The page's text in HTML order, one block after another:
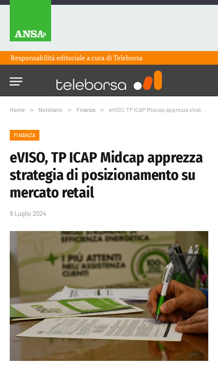
Responsabilità editoriale a cura diTeleborsa
Home » Notiziario » Finanza » eVISO, TP ICAP Midcap apprezza strategia di posizionamento su mercato retail
FINANZA
eVISO, TP ICAP Midcap apprezza
strategia di posizionamento su
mercato retail
9 Luglio 2024